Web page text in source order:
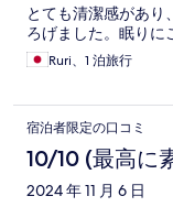
とても清潔感があり
ろげました。眠りに
Ruri、1 泊旅行
宿泊者限定の口コミ
10/10 (最高に
2024 年 11 月 6 日